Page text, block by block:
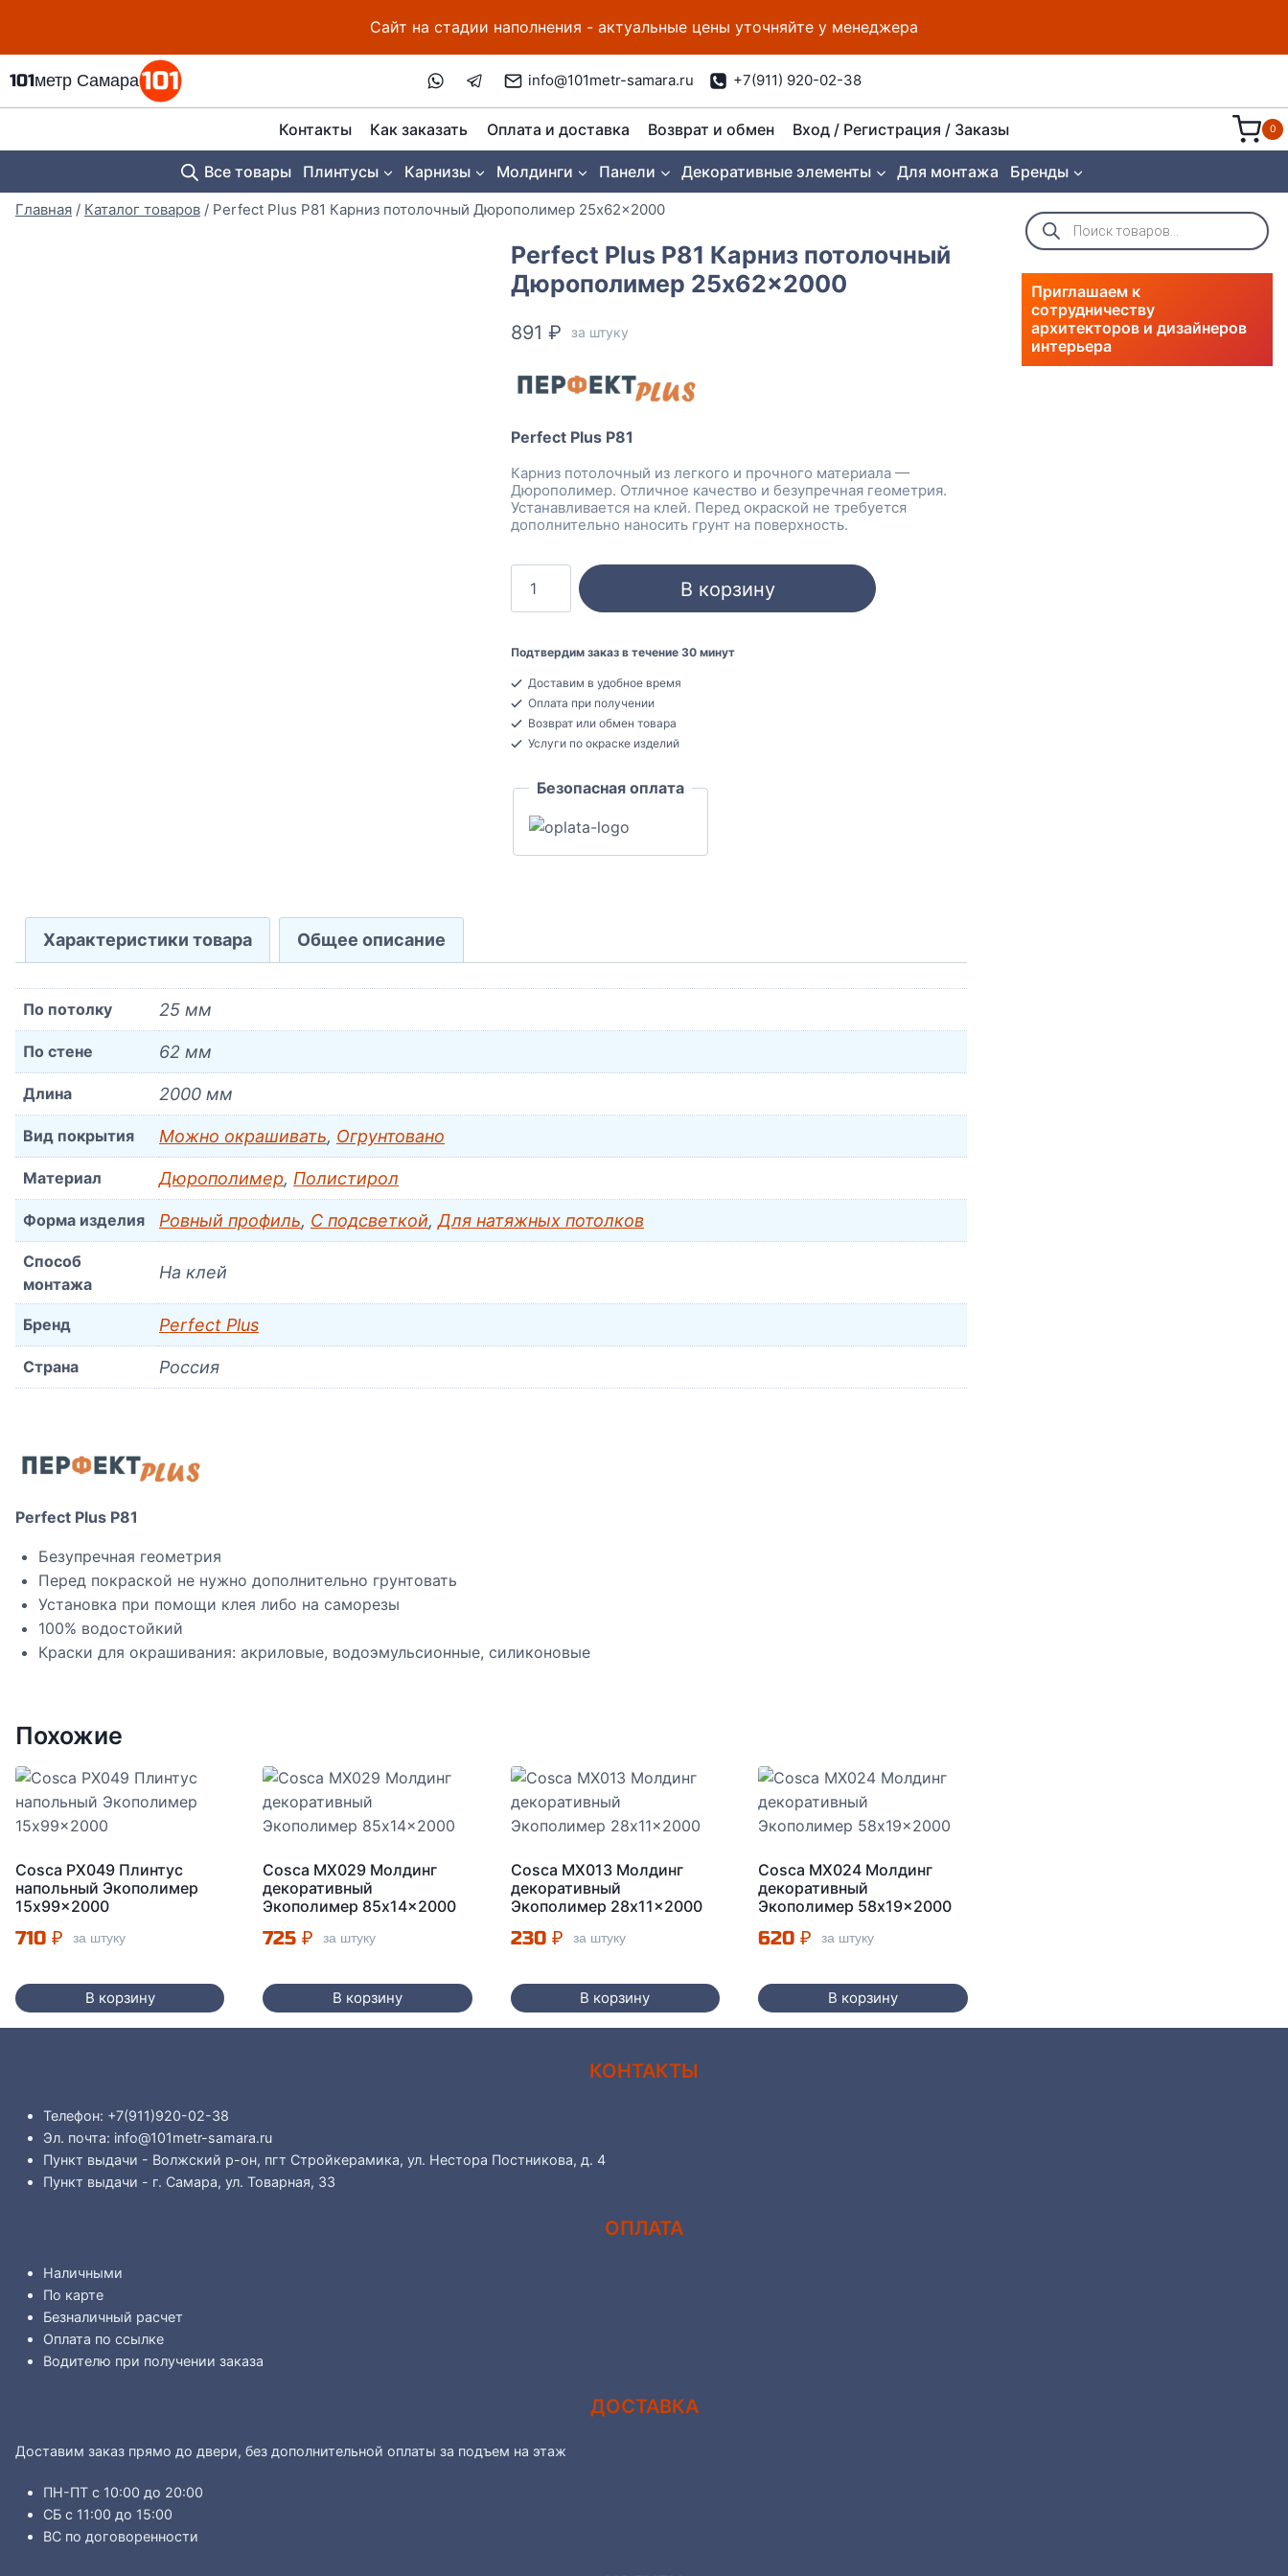
содержимому
Сайт на стадии наполнения - актуальные цены уточняйте у менеджера
101метр Самара info@101metr-samara.ru +7(911) 920-02-38
Контакты Как заказать Оплата и доставка Возврат и обмен Вход / Регистрация / Заказы 0
Все товары Плинтусы Карнизы Молдинги Панели Декоративные элементы Для монтажа Бренды
Главная / Каталог товаров / Perfect Plus P81 Карниз потолочный Дюрополимер 25x62x2000
Perfect Plus P81 Карниз потолочный
Дюрополимер 25x62x2000
891 ₽ за штуку
Perfect Plus P81
Карниз потолочный из легкого и прочного материала —
Дюрополимер. Отличное качество и безупречная геометрия.
Устанавливается на клей. Перед окраской не требуется
дополнительно наносить грунт на поверхность.
Количество
товара
Plus
Карниз
потолочный
Дюрополимер
В корзину
Подтвердим заказ в течение 30 минут
Доставим в удобное время
Оплата при получении
Возврат или обмен товара
Услуги по окраске изделий
Безопасная оплата
Характеристики товара Общее описание
По потолку 25 мм
По стене 62 мм
Длина 2000 мм
Вид покрытия Можно окрашивать, Огрунтовано
Материал Дюрополимер, Полистирол
Форма изделия Ровный профиль, С подсветкой, Для натяжных потолков
Способ
монтажа
На клей
Бренд Perfect Plus
Страна Россия
Perfect Plus P81
Безупречная геометрия
Перед покраской не нужно дополнительно грунтовать
Установка при помощи клея либо на саморезы
100% водостойкий
Краски для окрашивания: акриловые, водоэмульсионные, силиконовые
Похожие
Cosca PX049 Плинтус
напольный Экополимер
15x99x2000
710 ₽ за штуку
В корзину
Cosca МX029 Молдинг
декоративный
Экополимер 85x14x2000
725₽ за штуку
В корзину
Cosca MX013 Молдинг
декоративный
Экополимер 28x11x2000
230 ₽ за штуку
В корзину
Cosca MX024 Молдинг
декоративный
Экополимер 58x19x2000
620₽ за штуку
В корзину
Поиск
товаров
Приглашаем к
сотрудничеству
архитекторов и дизайнеров
интерьера
КОНТАКТЫ
Телефон: +7(911)920-02-38
Эл. почта: info@101metr-samara.ru
Пункт выдачи - Волжский р-он, пгт Стройкерамика, ул. Нестора Постникова, д. 4
Пункт выдачи - г. Самара, ул. Товарная, 33
ОПЛАТА
Наличными
По карте
Безналичный расчет
Оплата по ссылке
Водителю при получении заказа
ДОСТАВКА
Доставим заказ прямо до двери, без дополнительной оплаты за подъем на этаж
ПН-ПТ с 10:00 до 20:00
СБ с 11:00 до 15:00
ВС по договоренности